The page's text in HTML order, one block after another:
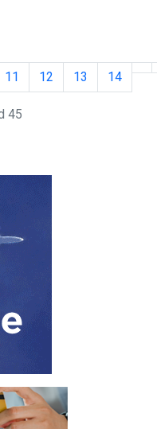
11 12 13 14
45